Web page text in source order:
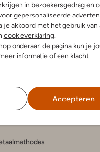
in bezoekersgedrag en
gepersonaliseerde
je akkoord met het gebruik van
cookieverklaring.
onderaan de pagina kun je
informatie of een klacht
Accepteren
vragen
Bekijk